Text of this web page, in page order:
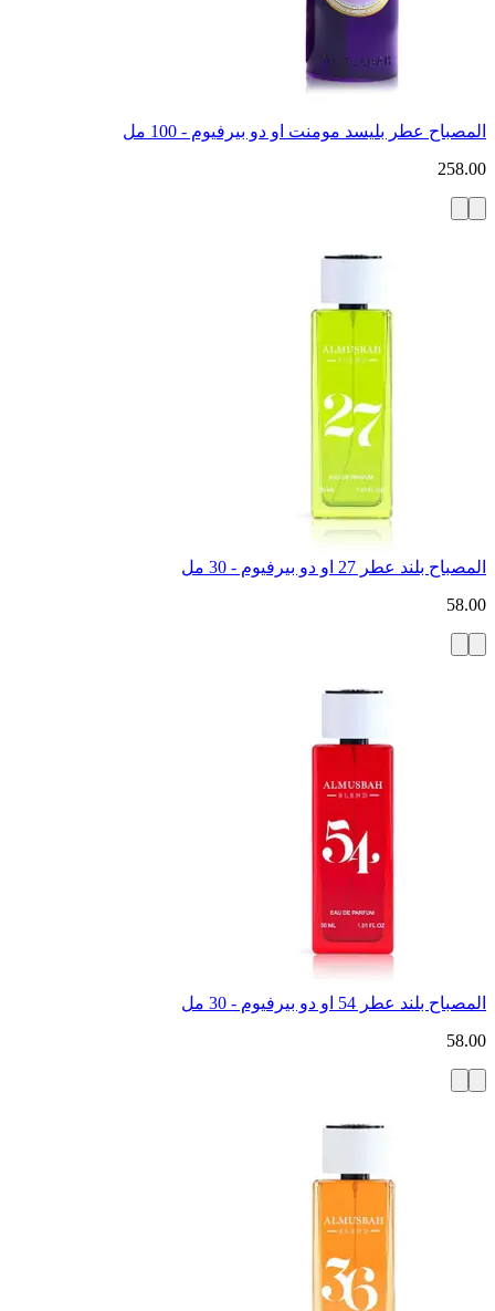
المصباح عطر بليسد مومنت او دو بيرفيوم - 100 مل
258.00
المصباح بلند عطر 27 او دو بيرفيوم - 30 مل
58.00
المصباح بلند عطر 54 او دو بيرفيوم - 30 مل
58.00